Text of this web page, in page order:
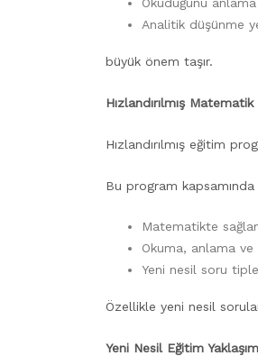
Analitik düşünme
büyük önem taşır.
Hızlandırılmış
Hızlandırılmış eğitim
Bu program
Matematikte
Okuma, anlama
Yeni nesil soru
Özellikle yeni nesil
Yeni Nesil Eğitim